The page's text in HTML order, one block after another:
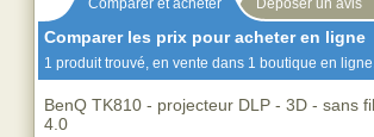
Comparer et acheter Déposer un avis
Comparer les prix pour acheter en ligne
1 produit trouvé, en vente dans 1 boutique en
BenQ TK810 - projecteur DLP - 3D - sans
4.0